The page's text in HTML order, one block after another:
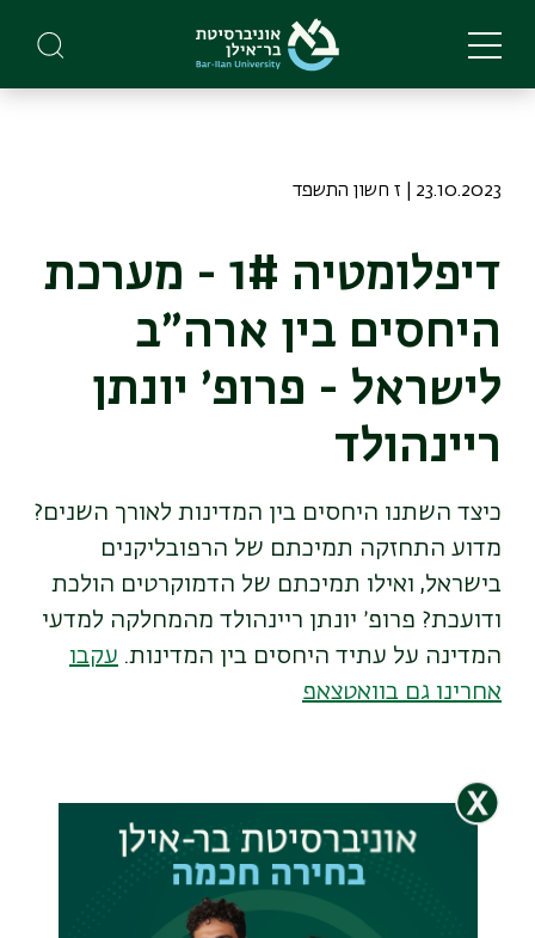
main
23.10.2023 | ז חשון התשפד
דיפלומטיה 1# - מערכת
היחסים בין ארה״ב
לישראל - פרופ׳ יונתן
ריינהולד
כיצד השתנו היחסים בין המדינות לאורך השנים?
מדוע התחזקה תמיכתם של הרפובליקנים
בישראל, ואילו תמיכתם של הדמוקרטים הולכת
ודועכת? פרופ׳ יונתן ריינהולד מהמחלקה למדעי
המדינה על עתיד היחסים בין המדינות. עקבו
אחרינו גם בוואטצאפ